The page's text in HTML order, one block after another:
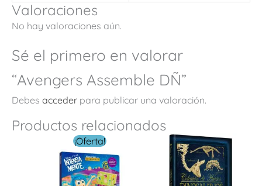
Valoraciones
No hay valoraciones aún.
Sé el primero en valorar
“Avengers Assemble DÑ”
Debes acceder para publicar una valoración.
Productos relacionados
¡Oferta!
El
precio
original
era:
$ 199.00.